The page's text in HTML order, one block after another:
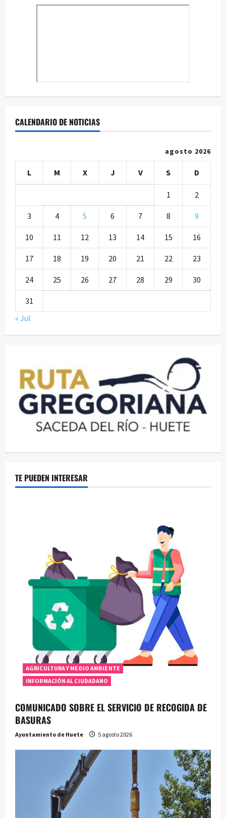
CALENDARIO DE NOTICIAS
agosto 2026
L M X J V S D
1 2
3 4 5 6 7 8 9
10 11 12 13 14 15 16
17 18 19 20 21 22 23
24 25 26 27 28 29 30
31
« Jul
TE PUEDEN INTERESAR
AGRICULTURA Y MEDIO AMBIENTE
INFORMACIÓN AL CIUDADANO
COMUNICADO SOBRE EL SERVICIO DE RECOGIDA DE
BASURAS
Ayuntamiento de Huete 5 agosto 2026